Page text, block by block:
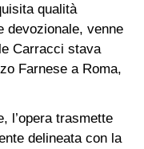
qualità
devozionale, venne
Carracci stava
Farnese a Roma,
l’opera trasmette
delineata con la